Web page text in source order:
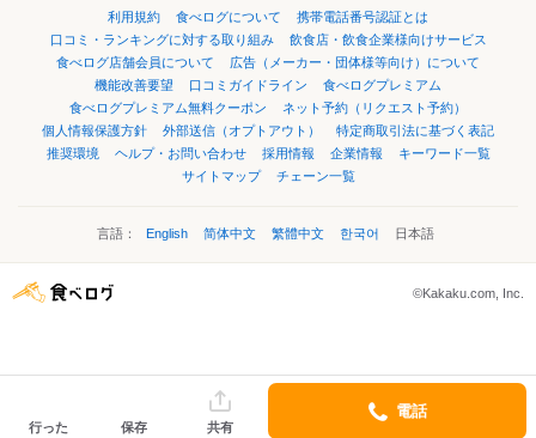
利用規約 食べログについて
携帯電話番号認証とは
口コミ・ランキングに対する取り組み
飲食店・飲食企業様向けサービス
食べログ店舗会員について
広告（メーカー・団体様等向け）について
機能改善要望
口コミガイドライン
食べログプレミアム
食べログプレミアム無料クーポン
ネット予約（リクエスト予約）
個人情報保護方針
外部送信（オプトアウト）
特定商取引法に基づく表記
推奨環境
ヘルプ・お問い合わせ 採用情報 企業情報
キーワード一覧
サイトマップ
チェーン一覧
言語： English 简体中文 繁體中文 한국어 日本語
©Kakaku.com, Inc.
行った 保存 共有
電話